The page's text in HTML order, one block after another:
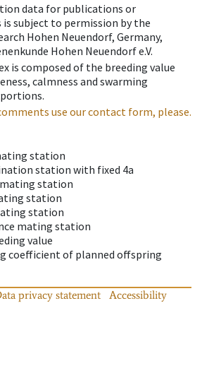
data for publications or
subject to permission by the
Hohen Neuendorf, Germany,
Hohen Neuendorf e.V.
is composed of the breeding value
calmness and swarming
use our contact form, please.
station
station with fixed 4a
station
station
station
mating station
value
coefficient of planned offspring
privacy statement
Accessibility